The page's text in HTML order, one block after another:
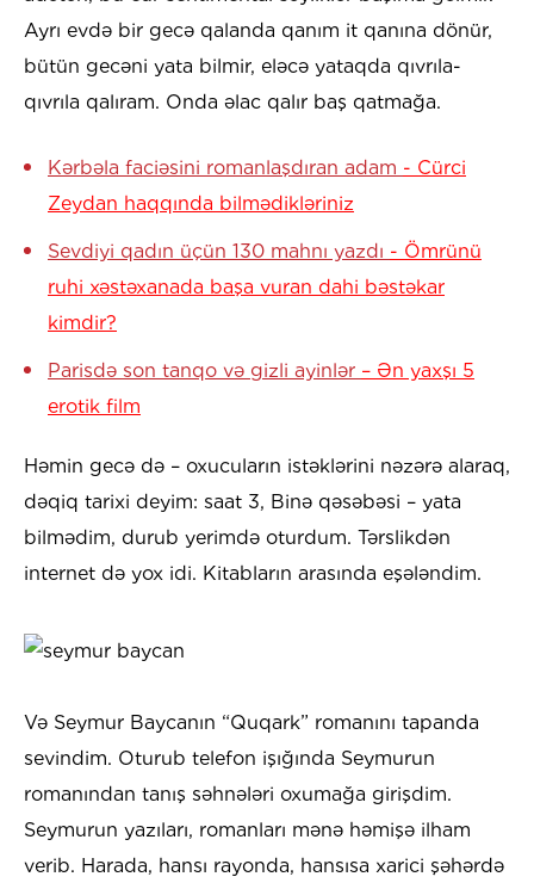
Ayrı evdə bir gecə qalanda qanım it qanına dönür,
bütün gecəni yata bilmir, eləcə yataqda qıvrıla-
qıvrıla qalıram. Onda əlac qalır baş qatmağa.
Kərbəla faciəsini romanlaşdıran adam - Cürci
Zeydan haqqında bilmədikləriniz
Sevdiyi qadın üçün 130 mahnı yazdı - Ömrünü
ruhi xəstəxanada başa vuran dahi bəstəkar
kimdir?
Parisdə son tanqo və gizli ayinlər – Ən yaxşı 5
erotik film
Həmin gecə də – oxucuların istəklərini nəzərə alaraq,
dəqiq tarixi deyim: saat 3, Binə qəsəbəsi – yata
bilmədim, durub yerimdə oturdum. Tərslikdən
internet də yox idi. Kitabların arasında eşələndim.
Və Seymur Baycanın “Quqark” romanını tapanda
sevindim. Oturub telefon işığında Seymurun
romanından tanış səhnələri oxumağa girişdim.
Seymurun yazıları, romanları mənə həmişə ilham
verib. Harada, hansı rayonda, hansısa xarici şəhərdə